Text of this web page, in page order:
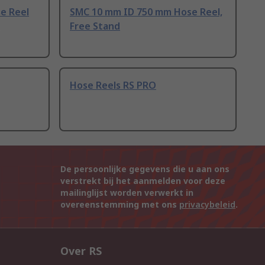
Reel
SMC 10 mm ID 750 mm Hose Reel,
Free Stand
Hose Reels RS PRO
De persoonlijke gegevens die u aan ons
verstrekt bij het aanmelden voor deze
mailinglijst worden verwerkt in
overeenstemming met ons privacybeleid.
Over RS